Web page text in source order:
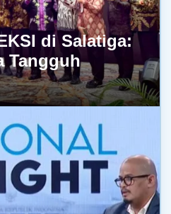
di Salatiga:
Tangguh